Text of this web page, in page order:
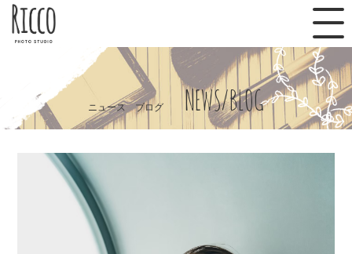
ニュース ブログ NEWS/BLOG